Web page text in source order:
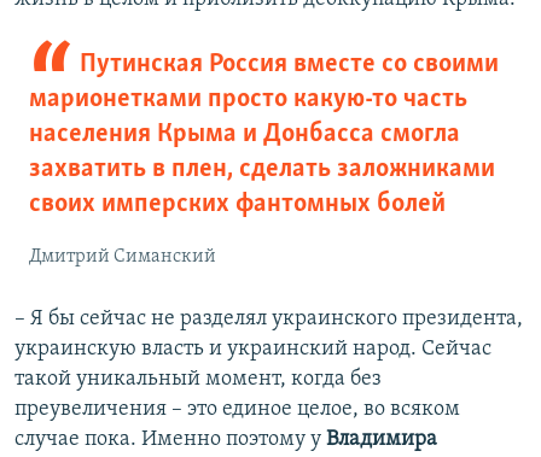
Путинская Россия вместе со своими
марионетками просто какую-то часть
населения Крыма и Донбасса смогла
захватить в плен, сделать заложниками
своих имперских фантомных болей
Дмитрий Симанский
– Я бы сейчас не разделял украинского президента,
украинскую власть и украинский народ. Сейчас
такой уникальный момент, когда без
преувеличения – это единое целое, во всяком
случае пока. Именно поэтому у Владимира